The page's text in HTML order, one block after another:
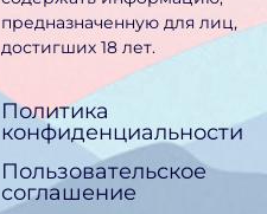
предназначен­ную для лиц,
достигших 18 лет.
Политика
конфиденциальности
Пользовательское
соглашение